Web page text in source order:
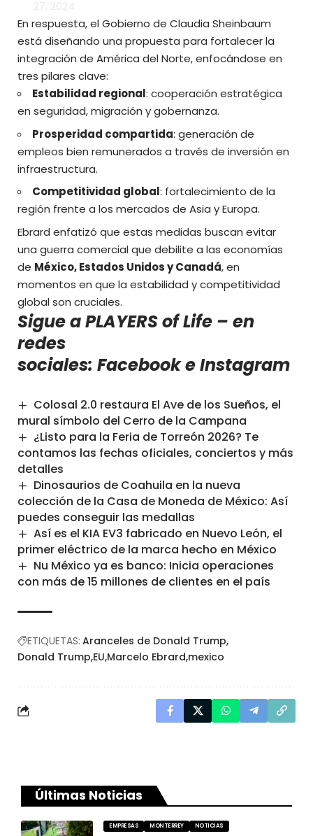
En respuesta, el Gobierno de Claudia Sheinbaum
está diseñando una propuesta para fortalecer la
integración de América del Norte, enfocándose en
tres pilares clave:
Estabilidad regional: cooperación estratégica
en seguridad, migración y gobernanza.
Prosperidad compartida: generación de
empleos bien remunerados a través de inversión en
infraestructura.
Competitividad global: fortalecimiento de la
región frente a los mercados de Asia y Europa.
Ebrard enfatizó que estas medidas buscan evitar
una guerra comercial que debilite a las economías
de México, Estados Unidos y Canadá, en
momentos en que la estabilidad y competitividad
global son cruciales.
Sigue a PLAYERS of Life – en
redes
sociales: FacebookeInstagram
Colosal 2.0 restaura El Ave de los Sueños, el
mural símbolo del Cerro de la Campana
¿Listo para la Feria de Torreón 2026? Te
contamos las fechas oficiales, conciertos y más
detalles
Dinosaurios de Coahuila en la nueva
colección de la Casa de Moneda de México: Así
puedes conseguir las medallas
Así es el KIA EV3 fabricado en Nuevo León, el
primer eléctrico de la marca hecho en México
Nu México ya es banco: Inicia operaciones
con más de 15 millones de clientes en el país
ETIQUETAS: Aranceles de Donald Trump
Donald Trump EU Marcelo Ebrard mexico
Últimas Noticias
EMPRESAS MONTERREY NOTICIAS